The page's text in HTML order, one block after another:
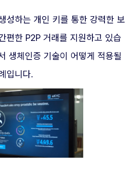
성하는 개인 키를 통한 강력한 보
편한 P2P 거래를 지원하고 있습
생체인증 기술이 어떻게 적용될
입니다.